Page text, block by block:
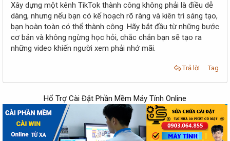
Xây dựng một kênh TikTok thành công không phải là điều dễ
dàng, nhưng nếu bạn có kế hoạch rõ ràng và kiên trì sáng tạo,
bạn hoàn toàn có thể thành công. Hãy bắt đầu từ những bước
cơ bản và không ngừng học hỏi, chắc chắn bạn sẽ tạo ra
những video khiến người xem phải nhớ mãi.
Trả lời Tag
Hổ Trợ Cài Đặt Phần Mềm Máy Tính Online